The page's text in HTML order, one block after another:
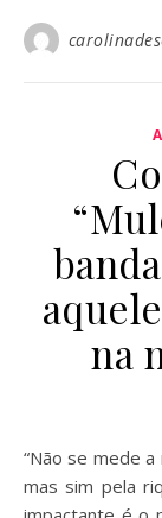
na
“Não se mede a miséria de um país pela pobreza do povo,
mas sim pela